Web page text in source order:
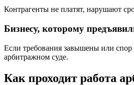
Контрагенты не платят, нарушают
Бизнесу, которому
Если требования завышены или спор
арбитражном суде.
Как проходит работа